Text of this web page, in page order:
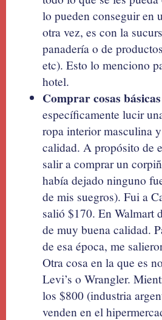
lo pueden conseguir en
otra vez, es con la
panadería o de
etc). Esto lo menciono
hotel.
Comprar cosas
específicamente lucir
ropa interior masculina
calidad. A propósito de
salir a comprar un
había dejado ninguno
de mis suegros). Fui a
salió $170. En Walmart
de muy buena calidad.
de esa época, me
Otra cosa en la que es
Levi’s o Wrangler.
los $800 (industria
venden en el